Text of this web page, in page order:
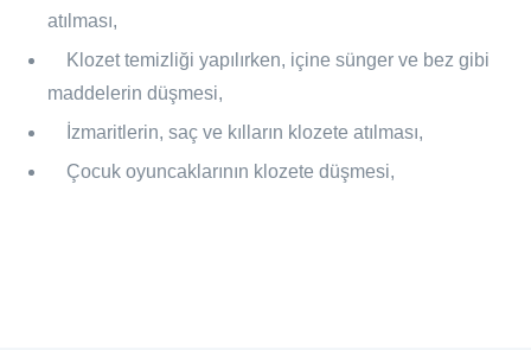
atılması,
Klozet temizliği yapılırken, içine sünger ve bez gibi
maddelerin düşmesi,
İzmaritlerin, saç ve kılların klozete atılması,
Çocuk oyuncaklarının klozete düşmesi,